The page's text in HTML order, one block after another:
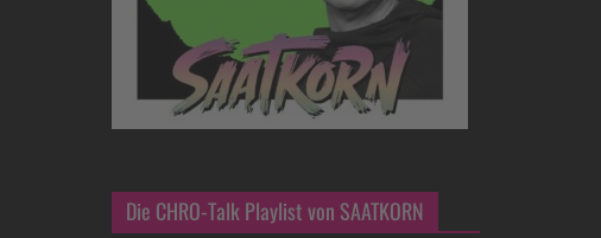
Die CHRO-Talk Playlist von SAATKORN